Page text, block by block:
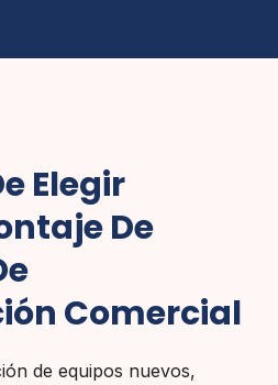
Elegir
De
Comercial
de equipos nuevos,